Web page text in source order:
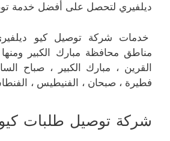
ديلفيري لتحصل على أفضل خدمة
خدمات شركة توصيل كيو
مناطق محافظة مبارك الكبير
القرين ، مبارك الكبير ، صباح
فطيرة ، صبحان ، الفنيطيس ،
شركة توصيل طلبات